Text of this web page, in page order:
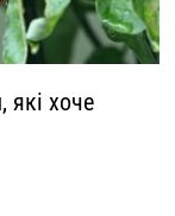
які хоче